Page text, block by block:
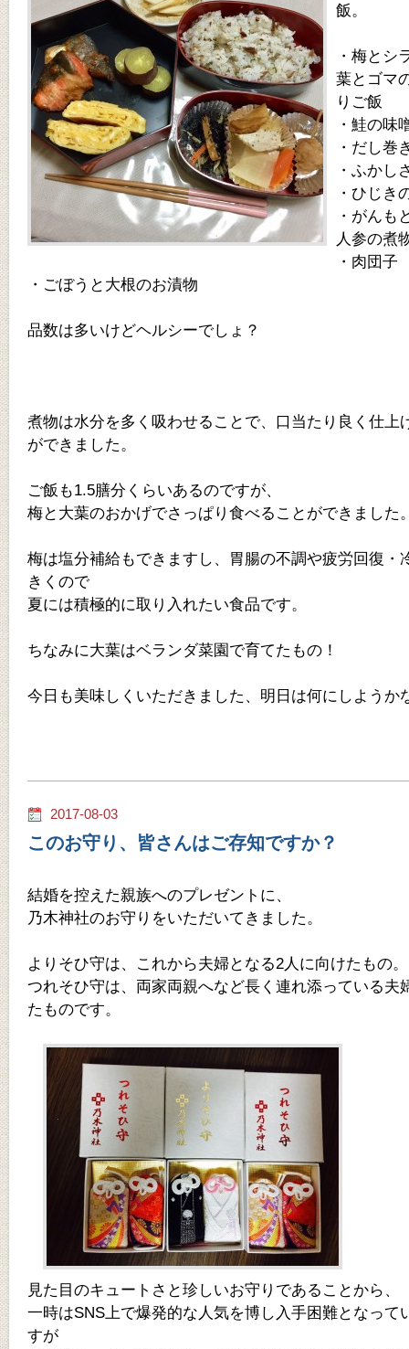
飯。
・梅とシ
葉とゴマ
りご飯
・鮭の味
・だし巻
・ふかし
・ひじき
・がんも
人参の煮
・肉団子
・ごぼうと大根のお漬物
品数は多いけどヘルシーでしょ？
煮物は水分を多く吸わせることで、口当たり良く仕上
ができました。
ご飯も1.5膳分くらいあるのですが、
梅と大葉のおかげでさっぱり食べることができました
梅は塩分補給もできますし、胃腸の不調や疲労回復・
きくので
夏には積極的に取り入れたい食品です。
ちなみに大葉はベランダ菜園で育てたもの！
今日も美味しくいただきました、明日は何にしようか
2017-08-03
このお守り、皆さんはご存知ですか？
結婚を控えた親族へのプレゼントに、
乃木神社のお守りをいただいてきました。
よりそひ守は、これから夫婦となる2人に向けたもの。
つれそひ守は、両家両親へなど長く連れ添っている夫
たものです。
見た目のキュートさと珍しいお守りであることから、
一時はSNS上で爆発的な人気を博し入手困難となって
すが